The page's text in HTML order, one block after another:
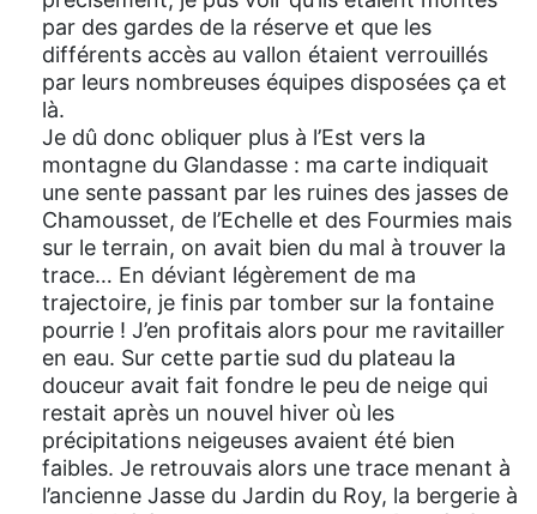
par des gardes de la réserve et que les
différents accès au vallon étaient verrouillés
par leurs nombreuses équipes disposées ça et
là.
Je dû donc obliquer plus à l’Est vers la
montagne du Glandasse : ma carte indiquait
une sente passant par les ruines des jasses de
Chamousset, de l’Echelle et des Fourmies mais
sur le terrain, on avait bien du mal à trouver la
trace… En déviant légèrement de ma
trajectoire, je finis par tomber sur la fontaine
pourrie ! J’en profitais alors pour me ravitailler
en eau. Sur cette partie sud du plateau la
douceur avait fait fondre le peu de neige qui
restait après un nouvel hiver où les
précipitations neigeuses avaient été bien
faibles. Je retrouvais alors une trace menant à
l’ancienne Jasse du Jardin du Roy, la bergerie à